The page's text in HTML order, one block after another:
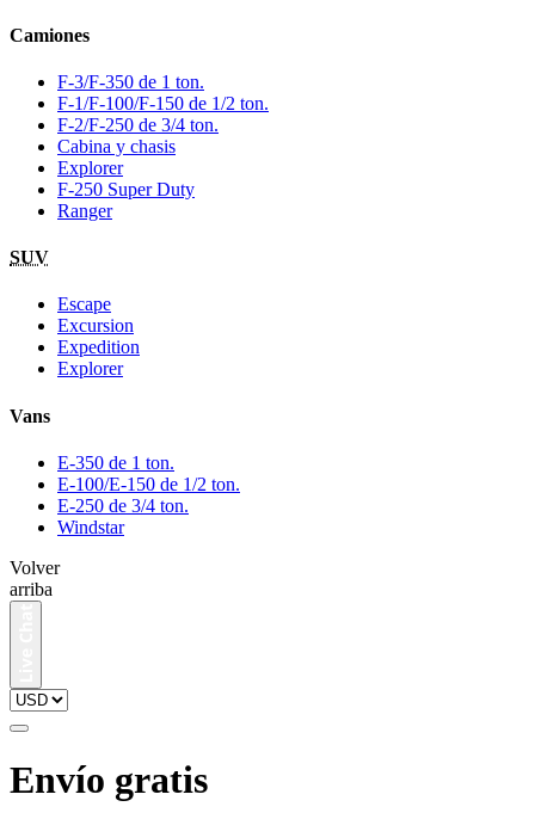
Camiones
F-3/F-350 de 1 ton.
F-1/F-100/F-150 de 1/2 ton.
F-2/F-250 de 3/4 ton.
Cabina y chasis
Explorer
F-250 Super Duty
Ranger
SUV
Escape
Excursion
Expedition
Explorer
Vans
E-350 de 1 ton.
E-100/E-150 de 1/2 ton.
E-250 de 3/4 ton.
Windstar
Volver
arriba
Envío gratis